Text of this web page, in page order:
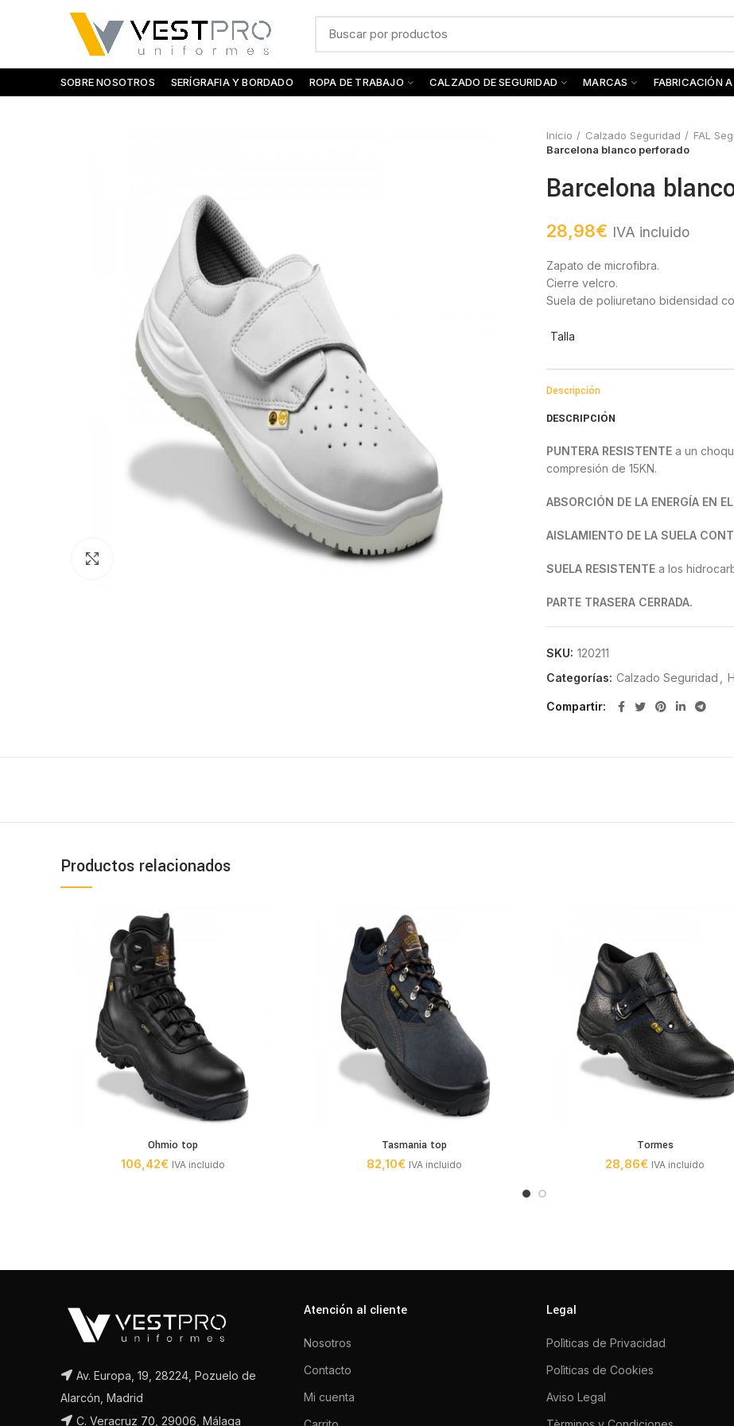
SOBRE NOSOTROS SERÍGRAFIA Y BORDADO ROPA DE TRABAJO CALZADO DE SEGURIDAD MARCAS FABRICACIÓN
Inicio Calzado Seguridad FAL
Barcelona blanco perforado
Barcelona
28,98€ IVA incluido
Zapato de microfibra.
Cierre velcro.
Suela de poliuretano bidensidad
Talla
Descripción
DESCRIPCIÓN
PUNTERA RESISTENTE a un
compresión de 15KN.
ABSORCIÓN DE LA ENERGÍA EN
AISLAMIENTO DE LA SUELA
SUELA RESISTENTE a los
PARTE TRASERA CERRADA.
SRB sobre acero (tacón ≥0.13,
CARGAS ELECTROSTÁTICAS.
electrostáticas: resistencia entre 0.1
SKU: 120211
Categorías: Calzado Seguridad
Compartir
Productos relacionados
Ohmio top
106,42€ IVA incluido
Tasmania top
82,10€ IVA incluido
Tormes
28,86€ IVA incluido
Av. Europa, 19, 28224, Pozuelo de
Alarcón, Madrid
C. Veracruz 70, 29006, Málaga
Atención al cliente
Nosotros
Contacto
Mi cuenta
Legal
Polìticas de Privacidad
Polìticas de Cookies
Aviso Legal